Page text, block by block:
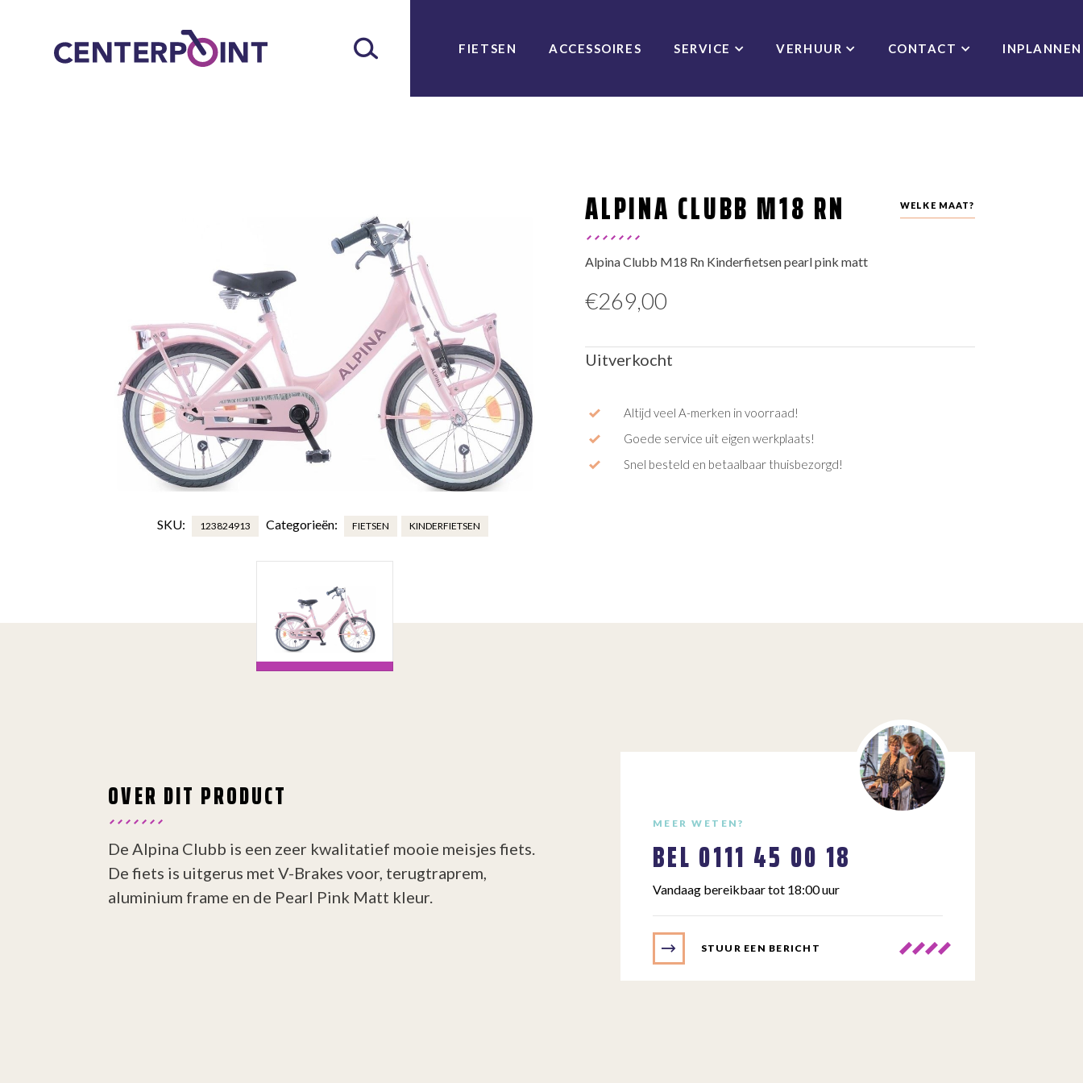
FIETSEN ACCESSOIRES SERVICE VERHUUR CONTACT INPLANNEN
SKU: 123824913 Categorieën: FIETSEN KINDERFIETSEN
WELKE MAAT?
ALPINA CLUBB M18 RN
Alpina Clubb M18 Rn Kinderfietsen pearl pink matt
€269,00
Uitverkocht
Altijd veel A-merken in voorraad!
Goede service uit eigen werkplaats!
Snel besteld en betaalbaar thuisbezorgd!
OVER DIT PRODUCT
De Alpina Clubb is een zeer kwalitatief mooie meisjes fiets.
De fiets is uitgerus met V-Brakes voor, terugtraprem,
aluminium frame en de Pearl Pink Matt kleur.
MEER WETEN?
BEL 0111 45 00 18
Vandaag bereikbaar tot 18:00 uur
STUUR EEN BERICHT